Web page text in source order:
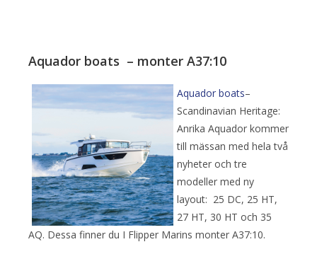
Aquador boats – monter A37:10
Aquador boats–
Scandinavian Heritage:
Anrika Aquador kommer
till mässan med hela två
nyheter och tre
modeller med ny
layout: 25 DC, 25 HT,
27 HT, 30 HT och 35
AQ. Dessa finner du I Flipper Marins monter A37:10.